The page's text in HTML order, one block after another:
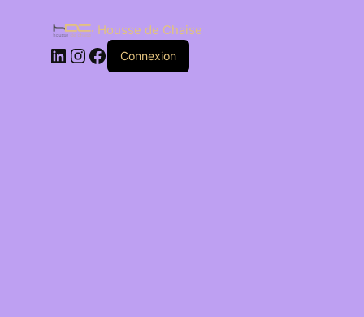
Housse de Chaise
Connexion